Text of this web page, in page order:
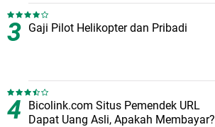
Gaji Pilot Helikopter dan Pribadi
Bicolink.com Situs Pemendek URL
Dapat Uang Asli, Apakah Membayar?